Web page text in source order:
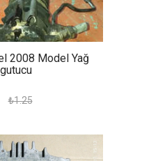
2008 Model Yağ
₺1.25